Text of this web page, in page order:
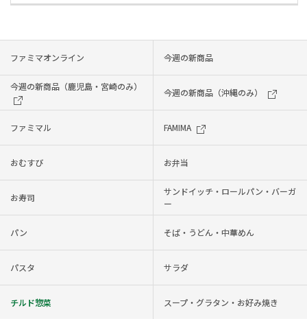
ファミマオンライン 今週の新商品
今週の新商品（鹿児島・宮崎のみ）
今週の新商品（沖縄のみ）
ファミマル FAMIMA
おむすび お弁当
お寿司
サンドイッチ・ロールパン・バーガ
ー
パン そば・うどん・中華めん
パスタ サラダ
チルド惣菜 スープ・グラタン・お好み焼き